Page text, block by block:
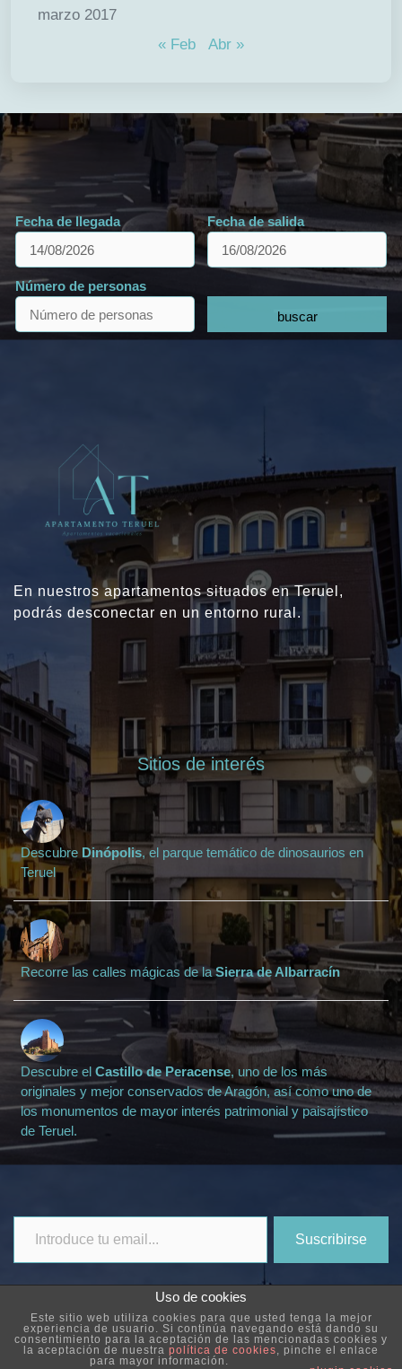
marzo 2017
« Feb Abr »
Fecha de llegada Fecha de salida
Número de personas
buscar
En nuestros apartamentos situados en Teruel,
podrás desconectar en un entorno rural.
Sitios de interés
Descubre Dinópolis, el parque temático de dinosaurios en
Teruel
Recorre las calles mágicas de laSierra de Albarracín
Descubre el Castillo de Peracense, uno de los más
originales y mejor conservados de Aragón, así como uno de
los monumentos de mayor interés patrimonial y paisajístico
de Teruel.
Suscribirse
© 2026 apartamentoteruel.com • Powered byWebdzier
Uso de cookies
Este sitio web utiliza cookies para que usted tenga la mejor
experiencia de usuario. Si continúa navegando está dando su
consentimiento para la aceptación de las mencionadas cookies y
la aceptación de nuestra política de cookies, pinche el enlace
para mayor información.